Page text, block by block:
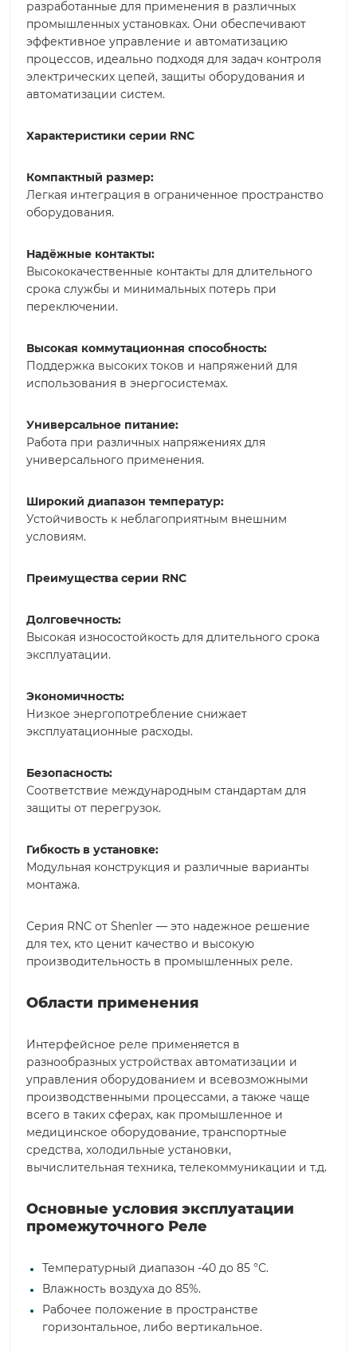
разработанные для применения в различных
промышленных установках. Они обеспечивают
эффективное управление и автоматизацию
процессов, идеально подходя для задач контроля
электрических цепей, защиты оборудования и
автоматизации систем.
Характеристики серии RNC
Компактный размер:
Легкая интеграция в ограниченное пространство
оборудования.
Надёжные контакты:
Высококачественные контакты для длительного
срока службы и минимальных потерь при
переключении.
Высокая коммутационная способность:
Поддержка высоких токов и напряжений для
использования в энергосистемах.
Универсальное питание:
Работа при различных напряжениях для
универсального применения.
Широкий диапазон температур:
Устойчивость к неблагоприятным внешним
условиям.
Преимущества серии RNC
Долговечность:
Высокая износостойкость для длительного срока
эксплуатации.
Экономичность:
Низкое энергопотребление снижает
эксплуатационные расходы.
Безопасность:
Соответствие международным стандартам для
защиты от перегрузок.
Гибкость в установке:
Модульная конструкция и различные варианты
монтажа.
Серия RNC от Shenler — это надежное решение
для тех, кто ценит качество и высокую
производительность в промышленных реле.
Области применения
Интерфейсное реле применяется в
разнообразных устройствах автоматизации и
управления оборудованием и всевозможными
производственными процессами, а также чаще
всего в таких сферах, как промышленное и
медицинское оборудование, транспортные
средства, холодильные установки,
вычислительная техника, телекоммуникации и т.д.
Основные условия эксплуатации
промежуточного Реле
Температурный диапазон -40 до 85 °С.
Влажность воздуха до 85%.
Рабочее положение в пространстве
горизонтальное, либо вертикальное.